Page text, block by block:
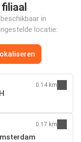
in
locatie:
0.14 km
0.17 km